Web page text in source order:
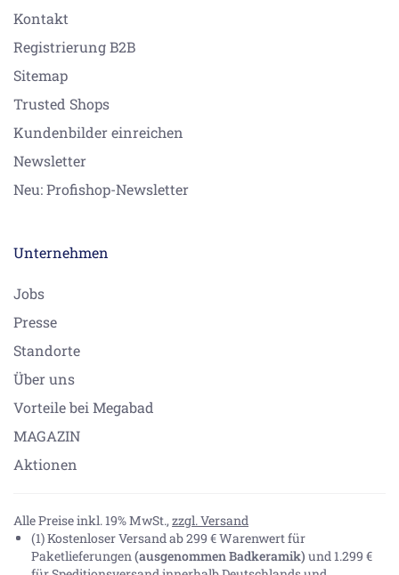
Kontakt
Registrierung B2B
Sitemap
Trusted Shops
Kundenbilder einreichen
Newsletter
Neu: Profishop-Newsletter
Unternehmen
Jobs
Presse
Standorte
Über uns
Vorteile bei Megabad
MAGAZIN
Aktionen
Alle Preise inkl. 19% MwSt., zzgl. Versand
(1) Kostenloser Versand ab 299 € Warenwert für
Paketlieferungen(ausgenommen Badkeramik) und 1.299 €